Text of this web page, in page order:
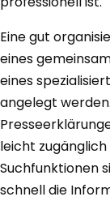
Eine gut
eines
eines
angelegt
leicht
Suchfunktionen
schnell die